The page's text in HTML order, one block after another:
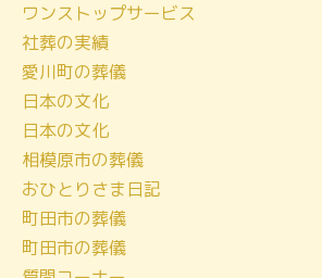
カ
イ
ブ
ワンストップサービス
社葬の実績
愛川町の葬儀
日本の文化
日本の文化
相模原市の葬儀
おひとりさま日記
町田市の葬儀
町田市の葬儀